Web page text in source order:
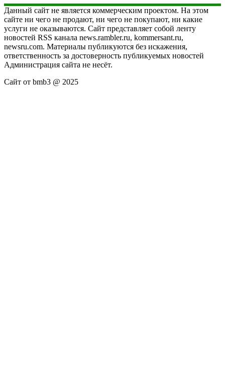
Данный сайт не является коммерческим проектом. На этом
сайте ни чего не продают, ни чего не покупают, ни какие
услуги не оказываются. Сайт представляет собой ленту
новостей RSS канала news.rambler.ru, kommersant.ru,
newsru.com. Материалы публикуются без искажения,
ответственность за достоверность публикуемых новостей
Администрация сайта не несёт.
Сайт от bmb3 @ 2025